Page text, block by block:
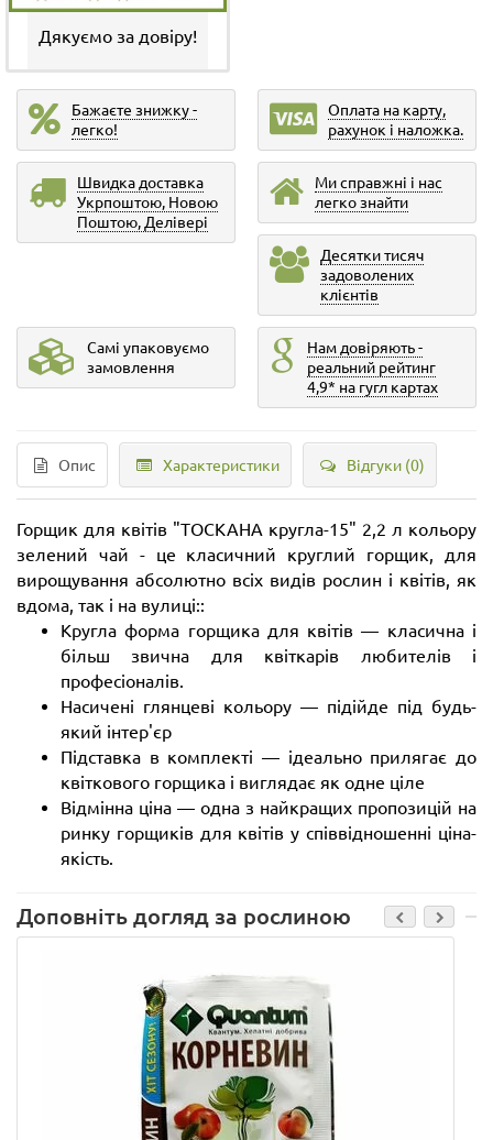
Дякуємо за довіру!
Бажаєте знижку -
легко!
Оплата на карту,
рахунок і наложка.
Швидка доставка
Укрпоштою, Новою
Поштою, Делівері
Ми справжні і нас
легко знайти
Десятки тисяч
задоволених
клієнтів
Самі упаковуємо
замовлення
Нам довіряють -
реальний рейтинг
4,9* на гугл картах
Опис Характеристики Відгуки (0)
Горщик для квітів "ТОСКАНА кругла-15" 2,2 л кольору
зелений чай - це класичний круглий горщик, для
вирощування абсолютно всіх видів рослин і квітів, як
вдома, так і на вулиці::
Кругла форма горщика для квітів — класична і
більш звична для квіткарів любителів і
професіоналів.
Насичені глянцеві кольору — підійде під будь-
який інтер'єр
Підставка в комплекті — ідеально прилягає до
квіткового горщика і виглядає як одне ціле
Відмінна ціна — одна з найкращих пропозицій на
ринку горщиків для квітів у співвідношенні ціна-
якість.
Доповніть догляд за рослиною